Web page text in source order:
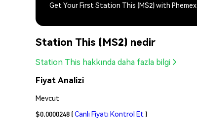
Get Your First Station This (MS2) with Phemex
Station This (MS2) nedir
Station This hakkında daha fazla bilgi
Fiyat Analizi
Mevcut
$0.0000248 (Canlı Fiyatı Kontrol Et )